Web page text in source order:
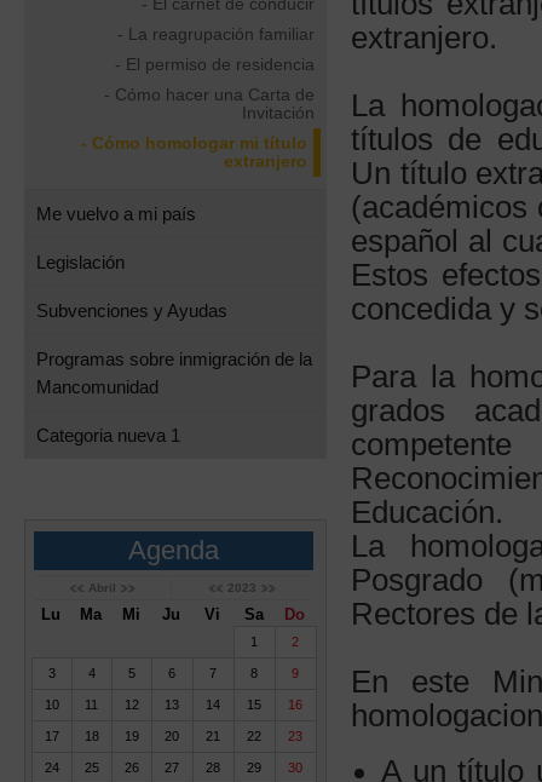
- La reagrupación familiar
- El permiso de residencia
- Cómo hacer una Carta de
Invitación
- Cómo homologar mi título
extranjero
Me vuelvo a mi país
Legislación
Subvenciones y Ayudas
Programas sobre inmigración de la
Mancomunidad
Categoria nueva 1
Agenda
Abril 2023
Lu Ma Mi Ju Vi Sa Do
1 2
3 4 5 6 7 8 9
10 11 12 13 14 15 16
17 18 19 20 21 22 23
24 25 26 27 28 29 30
extranjero.
La
títulos de
Un título
(académicos
español al
Estos
concedida y
Para la
grados
Educación.
La
Posgrado
Rectores de
En este
A un título